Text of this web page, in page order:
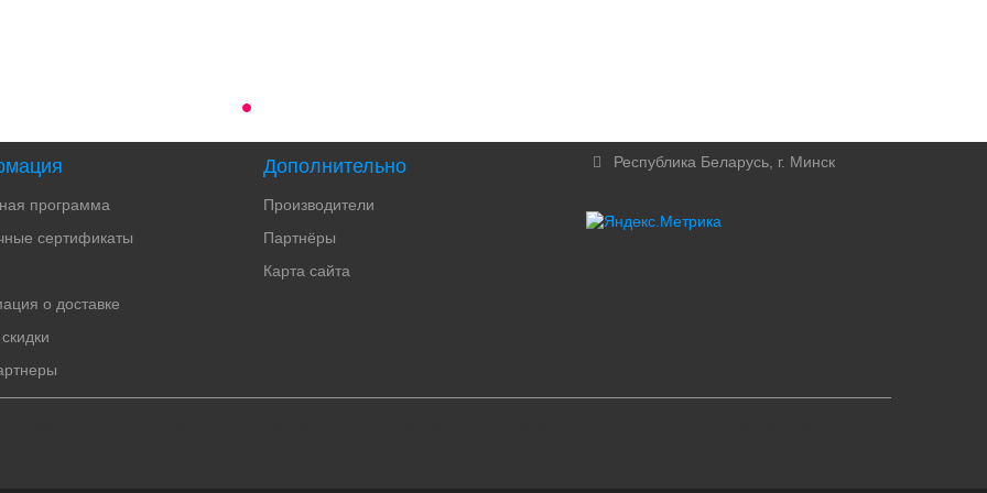
программа
сертификаты
о доставке
Дополнительно
Производители
Партнёры
Карта сайта
Республика Беларусь, г. Минск